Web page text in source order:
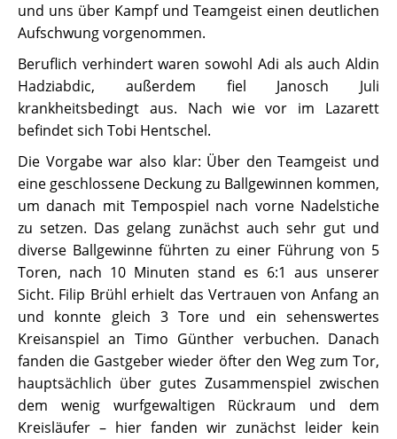
und uns über Kampf und Teamgeist einen deutlichen
Aufschwung vorgenommen.
Beruflich verhindert waren sowohl Adi als auch Aldin
Hadziabdic, außerdem fiel Janosch Juli
krankheitsbedingt aus. Nach wie vor im Lazarett
befindet sich Tobi Hentschel.
Die Vorgabe war also klar: Über den Teamgeist und
eine geschlossene Deckung zu Ballgewinnen kommen,
um danach mit Tempospiel nach vorne Nadelstiche
zu setzen. Das gelang zunächst auch sehr gut und
diverse Ballgewinne führten zu einer Führung von 5
Toren, nach 10 Minuten stand es 6:1 aus unserer
Sicht. Filip Brühl erhielt das Vertrauen von Anfang an
und konnte gleich 3 Tore und ein sehenswertes
Kreisanspiel an Timo Günther verbuchen. Danach
fanden die Gastgeber wieder öfter den Weg zum Tor,
hauptsächlich über gutes Zusammenspiel zwischen
dem wenig wurfgewaltigen Rückraum und dem
Kreisläufer – hier fanden wir zunächst leider kein